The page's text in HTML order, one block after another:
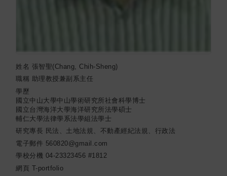
姓名 張智聖(Chang, Chih-Sheng)
職稱 助理教授兼副系主任
學歷
國立中山大學中山學術研究所社會科學博士
國立台灣海洋大學海洋研究所法學碩士
輔仁大學法律學系法學組法學士
研究專長 民法、土地法規、不動產經紀法規、行政法
電子郵件 560820@gmail.com
學校分機 04-23323456 #1812
網頁 T-portfolio